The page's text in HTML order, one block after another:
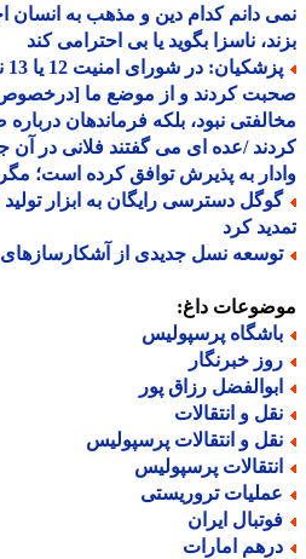
دانم کدام دین و مذهب به انسان
ناسزا بگوید یا بی احترامی کند
کردند و از موضع ما [درخصوص
نبود، بلکه فرماندهان درباره
/عده ای می گفتند فلانی در آن
به پذیرش توافق کرده است؛ مگر
کرد
نسل جدیدی از آشکارسازهای
داغ:
پرسپولیس
خبرنگار
رزاق پور
و انتقالات
و انتقالات پرسپولیس
پرسپولیس
تروریستی
ایران
امارات